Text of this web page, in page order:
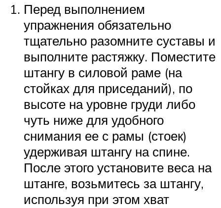
Перед выполнением
упражнения обязательно
тщательно разомните суставы и
выполните растяжку. Поместите
штангу в силовой раме (на
стойках для приседаний), по
высоте на уровне груди либо
чуть ниже для удобного
снимания ее с рамы (стоек)
удерживая штангу на спине.
После этого установите веса на
штанге, возьмитесь за штангу,
используя при этом хват